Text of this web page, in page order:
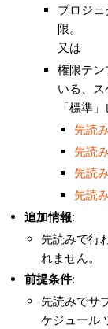
プロジ
限。
又は
権限テ
いる、
「標準
先読
先読
先読
先読
追加情報:
先読みで行
れません。
前提条件:
先読みでサ
ケジュール